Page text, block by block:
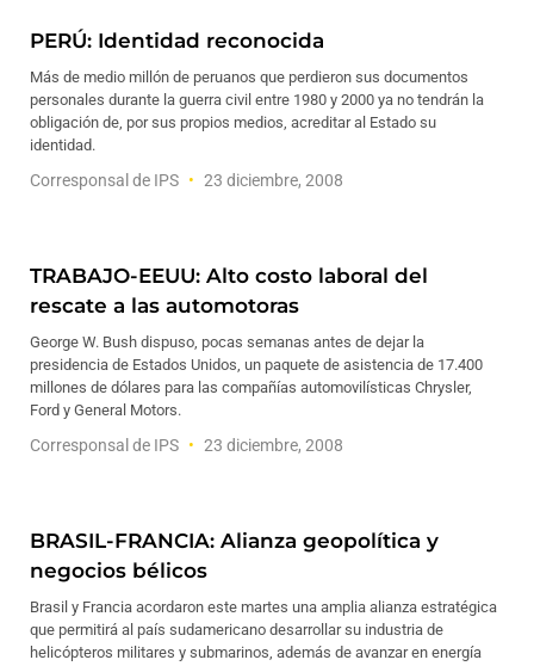
PERÚ: Identidad reconocida
Más de medio millón de peruanos que perdieron sus documentos
personales durante la guerra civil entre 1980 y 2000 ya no tendrán la
obligación de, por sus propios medios, acreditar al Estado su
identidad.
Corresponsal de IPS 23 diciembre, 2008
TRABAJO-EEUU: Alto costo laboral del
rescate a las automotoras
George W. Bush dispuso, pocas semanas antes de dejar la
presidencia de Estados Unidos, un paquete de asistencia de 17.400
millones de dólares para las compañías automovilísticas Chrysler,
Ford y General Motors.
Corresponsal de IPS 23 diciembre, 2008
BRASIL-FRANCIA: Alianza geopolítica y
negocios bélicos
Brasil y Francia acordaron este martes una amplia alianza estratégica
que permitirá al país sudamericano desarrollar su industria de
helicópteros militares y submarinos, además de avanzar en energía